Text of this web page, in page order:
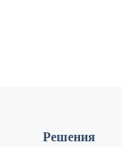
Решения